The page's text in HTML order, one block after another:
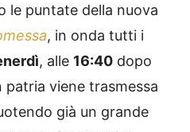
le puntate della nuova
, in onda tutti i
, alle 16:40 dopo
patria viene trasmessa
già un grande